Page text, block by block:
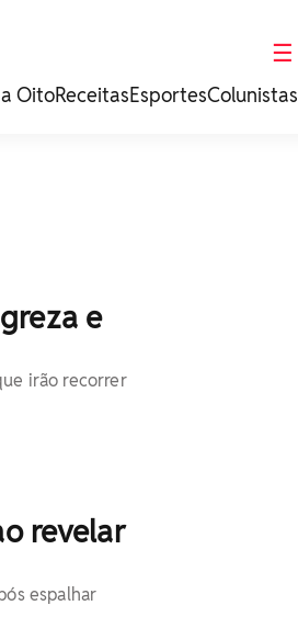
☰
OitoReceitasEsportesColunistas
e
irão recorrer
revelar
espalhar